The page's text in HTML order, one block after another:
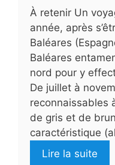
À retenir Un
année, après
Baléares
Baléares
nord pour y
De juillet à
reconnaissables
de gris et de
caractéristique
Lire la suite